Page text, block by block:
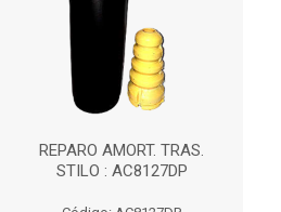
REPARO AMORT. TRAS.
STILO : AC8127DP